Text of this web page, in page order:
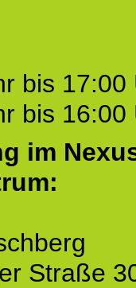
bis 17:00
bis 16:00
im
Straße